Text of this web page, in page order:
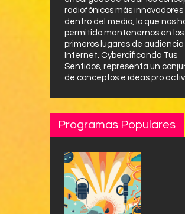
radiofónicos más innovadores
dentro del medio, lo que nos
permitido mantenernos en los
primeros lugares de audiencia
Internet. Cybercificando Tus
Sentidos, representa un
de conceptos e ideas pro
Programas Populares